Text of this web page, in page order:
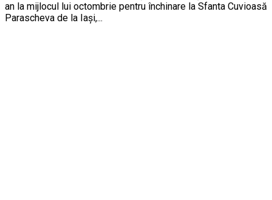
an la mijlocul lui octombrie pentru închinare la Sfanta Cuvioasă
Parascheva de la Iaşi,...